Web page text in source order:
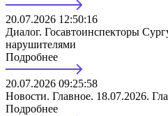
20.07.2026 12:50:16
Диалог. Госавтоинспекторы
нарушителями
Подробнее
20.07.2026 09:25:58
Новости. Главное. 18.07.2026.
Подробнее